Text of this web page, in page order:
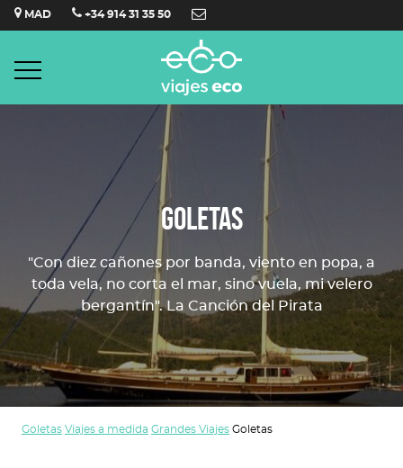
Saltar
al
MAD +34 914 31 35 50
GOLETAS
"Con diez cañones por banda, viento en popa, a
toda vela, no corta el mar, sino vuela, mi velero
bergantín". La Canción del Pirata
Goletas Viajes a medida Grandes Viajes Goletas